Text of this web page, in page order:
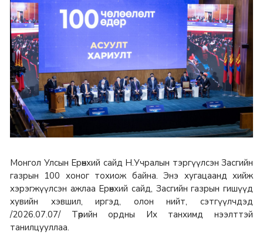
Монгол Улсын Ерөнхий сайд Н.Учралын тэргүүлсэн Засгийн
газрын 100 хоног тохиож байна. Энэ хугацаанд хийж
хэрэгжүүлсэн ажлаа Ерөнхий сайд, Засгийн газрын гишүүд
хувийн хэвшил, иргэд, олон нийт, сэтгүүлчдэд
/2026.07.07/ Төрийн ордны Их танхимд нээлттэй
танилцууллаа.